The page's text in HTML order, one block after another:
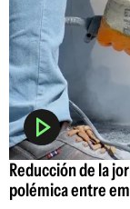
Reducción de la
polémica entre